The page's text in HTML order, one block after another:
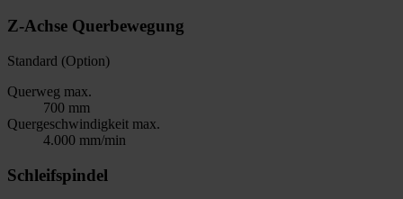
Z-Achse Querbewegung
Standard (Option)
Querweg max.
700 mm
Quergeschwindigkeit max.
4.000 mm/min
Schleifspindel